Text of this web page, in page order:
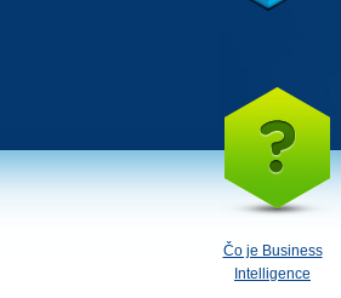
Čo je Business
Intelligence